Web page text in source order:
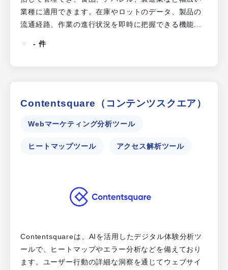
業種に適用できます。在庫やロットのデータ、製品の
流通経路、作業の進行状況を即時に把握できる機能...
- 件
Contentsquare（コンテンツスクエア）
Webマーケティング分析ツール
ヒートマップツール アクセス解析ツール
Contentsquareは、AIを活用したデジタル体験分析ツ
ールで、ヒートマップやエラー分析などを備えており
ます。ユーザー行動の詳細な洞察を通じてウェブサイ